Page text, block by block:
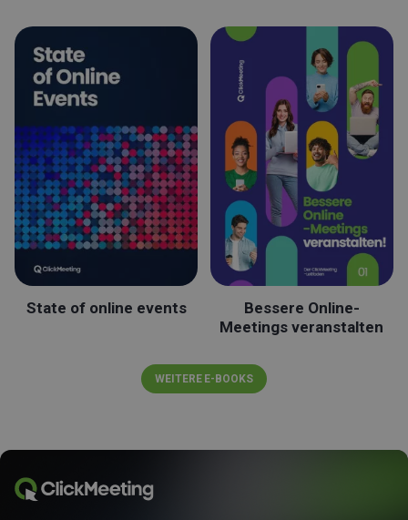
State of online events
Bessere Online-
Meetings veranstalten
WEITERE E-BOOKS